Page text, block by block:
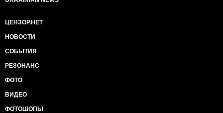
ЦЕНЗОР.НЕТ
НОВОСТИ
СОБЫТИЯ
РЕЗОНАНС
ФОТО
ВИДЕО
ФОТОШОПЫ